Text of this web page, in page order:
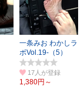
一条みお わかしラ
ボVol.19-（5）
17人
1,380円～